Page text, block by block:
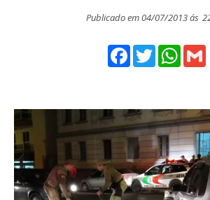
Publicado em 04/07/2013 ás
Facebook
Twitter